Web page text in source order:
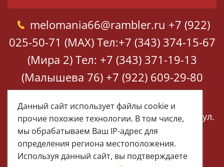
melomania66@rambler.ru +7 (922)
025-50-71 (MAX) Тел:+7 (343) 374-15-67
(Мира 2) Тел: +7 (343) 371-19-13
(Малышева 76) +7 (922) 609-29-80
(MAX)
Екатеринбург, ул. Мира 2
Екатеринбург, ул.
Малышева 76
Данный сайт использует файлы cookie и
прочие похожие технологии. В том числе,
мы обрабатываем Ваш IP-адрес для
определения региона местоположения.
Используя данный сайт, вы подтверждаете